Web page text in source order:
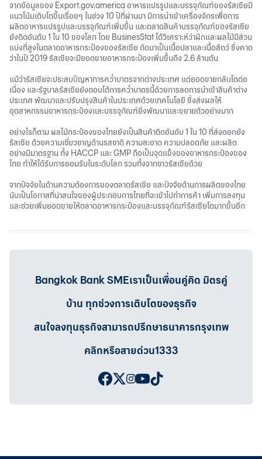
จากข้อมูลของ Export.gov.america อาหารแปรรูปและบรรจุภัณฑ์ของรัสเซียมี
แนวโน้มเติบโตขึ้นเรื่อยๆ ในช่วง 10 ปีที่ผ่านมา มีการนำเข้าเครื่องจักรเพื่อการ
ผลิตอาหารแปรรูปและบรรจุภัณฑ์เพิ่มขึ้น และตลาดสินค้าบรรจุภัณฑ์ของรัสเซีย
ยังติดอันดับ 1 ใน 10 ของโลก โดย BusinesStat ได้วิเคราะห์ว่าผักและผลไม้มีส่วน
แบ่งที่สูงในตลาดอาหารกระป๋องของรัสเซีย ถัดมาเป็นเนื้อปลาและเนื้อสัตว์ ซึ่งคาด
ว่าในปี 2019 รัสเซียจะมียอดขายอาหารกระป๋องเพิ่มขึ้นถึง 2.6 ล้านตัน
แม้ว่ารัสเซียจะประสบปัญหาการคว่ำบาตรจากต่างประเทศ แต่ยอดขายกลับโตต่อ
เนื่อง และรัฐบาลรัสเซียยังตอบโต้การคว่ำบาตรนี้ด้วยการลดการนำเข้าสินค้าต่าง
ประเทศ พัฒนาและปรับปรุงสินค้าในประเทศด้วยเทคโนโลยี ซึ่งส่งผลให้
อุตสาหกรรมอาหารกระป๋องและบรรจุภัณฑ์ยิ่งพัฒนาและขยายตัวอย่างมาก
อย่างไรก็ตาม ผลไม้กระป๋องของไทยยังเป็นสินค้าติดอันดับ 1 ใน 10 ที่ส่งออกยัง
รัสเซีย ด้วยความเชี่ยวชาญด้านรสชาติ ความสะอาด ความปลอดภัย และผลิต
อย่างมีมาตรฐาน ทั้ง HACCP และ GMP ถือเป็นจุดแข็งของอาหารกระป๋องของ
ไทย ทำให้ได้รับการยอมรับในระดับโลก รวมทั้งจากชาวรัสเซียด้วย
จากปัจจัยในด้านความต้องการของตลาดรัสเซีย และปัจจัยด้านการผลิตของไทย
นับเป็นโอกาสที่น่าสนใจของผู้ประกอบการไทยที่จะเข้าไปทำการค้า เพิ่มการลงทุน
และช่วยเพิ่มยอดขายให้ตลาดอาหารกระป๋องและบรรจุภัณฑ์รัสเซียโตมากขึ้นอีก
Bangkok Bank SMEเราเป็นเพื่อนคู่คิด มิตรคู่
บ้าน ทุกช่วงการเติบโตของธุรกิจ
สนใจลงทุนธุรกิจสามารถปรึกษาธนาคารกรุงเทพ
คลิกหรือสายด่วน1333